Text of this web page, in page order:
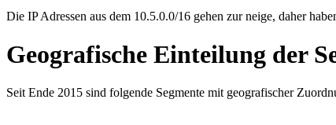
Die IP Adressen aus dem 10.5.0.0/16 gehen zur neige, daher
Geografische Einteilung der
Seit Ende 2015 sind folgende Segmente mit geografischer